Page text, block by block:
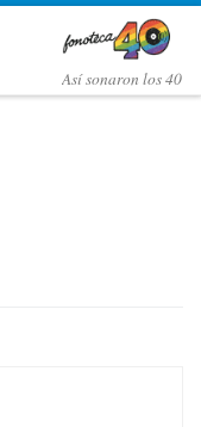
Así­ sonaron los 40